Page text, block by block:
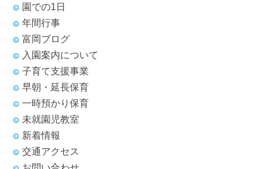
園での1日
年間行事
富岡ブログ
入園案内について
子育て支援事業
早朝・延長保育
一時預かり保育
未就園児教室
新着情報
交通アクセス